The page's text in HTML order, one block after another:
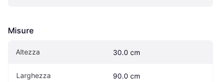
Misure
Altezza 30.0 cm
Larghezza 90.0 cm